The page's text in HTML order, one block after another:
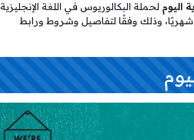
اليوم لحملة البكالوريوس في اللغة الإنجليزية
براتب يبدأ من 5000 ريال سعودي شهريًا، وذلك وفقًا لتفاصيل وشروط ورابط